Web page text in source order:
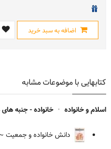
اضافه به سبد خرید
کتابهایی با موضوعات مشابه
اسلام و خانواده • خانواده - جنبه
دانش خانواده و جمعیت